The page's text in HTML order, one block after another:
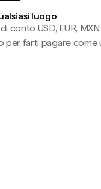
luogo
conto USD, EUR,
farti pagare come